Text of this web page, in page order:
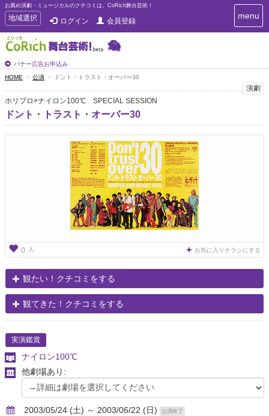
お薦め演劇・ミュージカルのクチコミは、CoRich舞台芸術！
T
o
g
g
e
n
a
v
i
g
地域選択 ログイン 会員登録
バナー広告お申込み
T
o
i
g
menu
HOME 公演 ドント・トラスト・オーバー30
演劇
ホリプロ×ナイロン100℃ SPECIAL SESSION
ドント・トラスト・オーバー30
0 人 お気に入りチラシにする
観たい！クチコミをする
観てきた！クチコミをする
実演鑑賞
ナイロン100℃
他劇場あり:
2003/05/24 (土) ～ 2003/06/22 (日) 公演終了